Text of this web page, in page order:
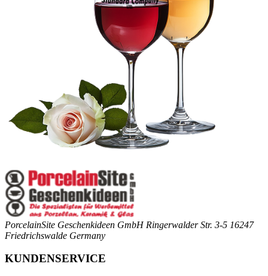
PorcelainSite Geschenkideen GmbH Ringerwalder Str. 3-5 16247
Friedrichswalde Germany
KUNDENSERVICE